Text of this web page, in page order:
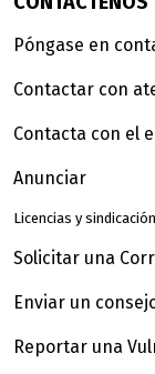
Póngase en
Contactar con
Contacta con el
Anunciar
Licencias y sindicación
Solicitar una
Enviar un
Reportar una